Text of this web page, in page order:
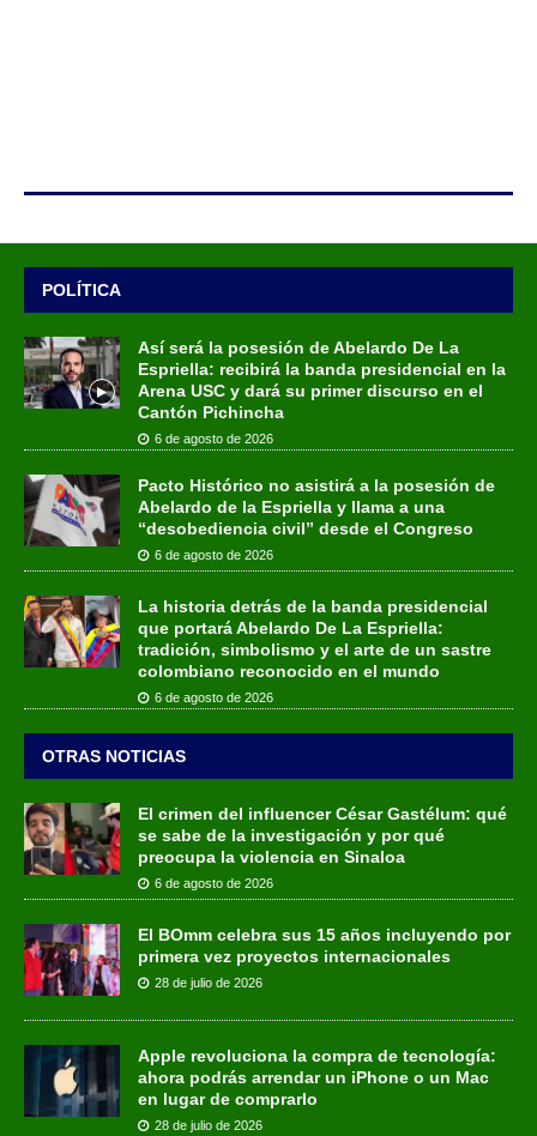
POLÍTICA
Así será la posesión de Abelardo De La
Espriella: recibirá la banda presidencial en la
Arena USC y dará su primer discurso en el
Cantón Pichincha
6 de agosto de 2026
Pacto Histórico no asistirá a la posesión de
Abelardo de la Espriella y llama a una
“desobediencia civil” desde el Congreso
6 de agosto de 2026
La historia detrás de la banda presidencial
que portará Abelardo De La Espriella:
tradición, simbolismo y el arte de un sastre
colombiano reconocido en el mundo
6 de agosto de 2026
OTRAS NOTICIAS
El crimen del influencer César Gastélum: qué
se sabe de la investigación y por qué
preocupa la violencia en Sinaloa
6 de agosto de 2026
El BOmm celebra sus 15 años incluyendo por
primera vez proyectos internacionales
28 de julio de 2026
Apple revoluciona la compra de tecnología:
ahora podrás arrendar un iPhone o un Mac
en lugar de comprarlo
28 de julio de 2026